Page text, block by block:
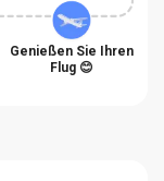
Genießen Sie Ihren
Flug 😊